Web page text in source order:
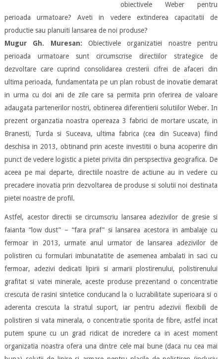
obiectivele Weber pentru
perioada urmatoare? Aveti in vedere extinderea capacitatii de
productie sau planuiti lansarea de noi produse?
Mugur Gh. Muresan: Obiectivele organizatiei noastre pentru
perioada urmatoare sunt circumscrise directiilor strategice de
dezvoltare care cuprind consolidarea cresterii cifrei de afaceri din
ultima perioada, fundamentata pe un plan robust de inovatie demarat
in urma cu doi ani de zile care sa permita prin oferirea de valoare
adaugata partenerilor nostri, obtinerea diferentierii solutiilor Weber. In
prezent organzatia noastra opereaza 3 fabrici de mortare uscate, in
Branesti, Turda si Suceava, ultima fabrica (cea din Suceava) fiind
deschisa in 2013, obtinand prin aceste investitii o buna acoperire din
punct de vedere logistic a pietei privita din perspsectiva geografica. De
aceea pe mai departe, directiile noastre de actiune au in vedere cu
precadere inovatia prin dezvoltarea de produse si solutii noi destinata
pietei noastre de profil.
Astfel, acestor directii se circumscriu lansarea adezivilor de gresie si
faianta “low dust” – “fara praf” si lansarea acestora in ambalaje cu
fermoar in 2013, urmate anul urmator de lansarea adezivilor de
polistiren cu formulari imbunatatite de asemenea ambalati in saci cu
fermoar, adezivi dedicati lipirii si armarii plostirenului, polistirenului
grafitat si vatei minerale, aceste produse prezentand o concentratie
crescuta de rasini sintetice conducand la o lucrabilitate superioara si o
aderenta crescuta la stratul suport, iar pentru adezivii flexibili de
polistiren si vata minerala, o concentratie sporita de fibre, astfel incat
putem spune cu un grad ridicat de incredere ca in acest moment
organizatia noastra ofera una dintre cele mai bune (daca nu cea mai